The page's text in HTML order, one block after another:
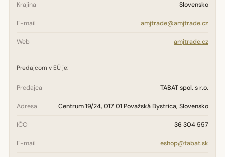
Krajina Slovensko
E-mail amjtrade@amjtrade.cz
Web amjtrade.cz
Predajcom v EÚ je:
Predajca TABAT spol. s r.o.
Adresa Centrum 19/24, 017 01 Považská Bystrica, Slovensko
IČO 36 304 557
E-mail eshop@tabat.sk